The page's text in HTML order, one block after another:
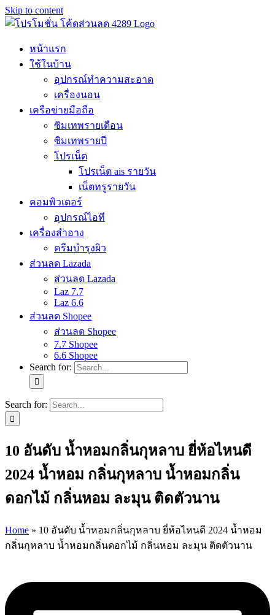
Skip to content
หน้าแรก
ใช้ในบ้าน
อุปกรณ์ทำความสะอาด
เครื่องนอน
เครือข่ายมือถือ
ซิมเทพรายเดือน
ซิมเทพรายปี
โปรเน็ต
โปรเน็ต ais รายวัน
เน็ตทรูรายวัน
คอมพิวเตอร์
อุปกรณ์ไอที
เครื่องสำอาง
ครีมบำรุงผิว
ส่วนลด Lazada
ส่วนลด Lazada
Laz 7.7
Laz 6.6
ส่วนลด Shopee
ส่วนลด Shopee
7.7 Shopee
6.6 Shopee
Search for:
Search for:
10 อันดับ น้ำหอมกลิ่นกุหลาบ ยี่ห้อไหนดี
2024 น้ำหอม กลิ่นกุหลาบ น้ำหอมกลิ่น
ดอกไม้ กลิ่นหอม ละมุน ติดตัวนาน
Home » 10 อันดับ น้ำหอมกลิ่นกุหลาบ ยี่ห้อไหนดี 2024 น้ำหอม
กลิ่นกุหลาบ น้ำหอมกลิ่นดอกไม้ กลิ่นหอม ละมุน ติดตัวนาน